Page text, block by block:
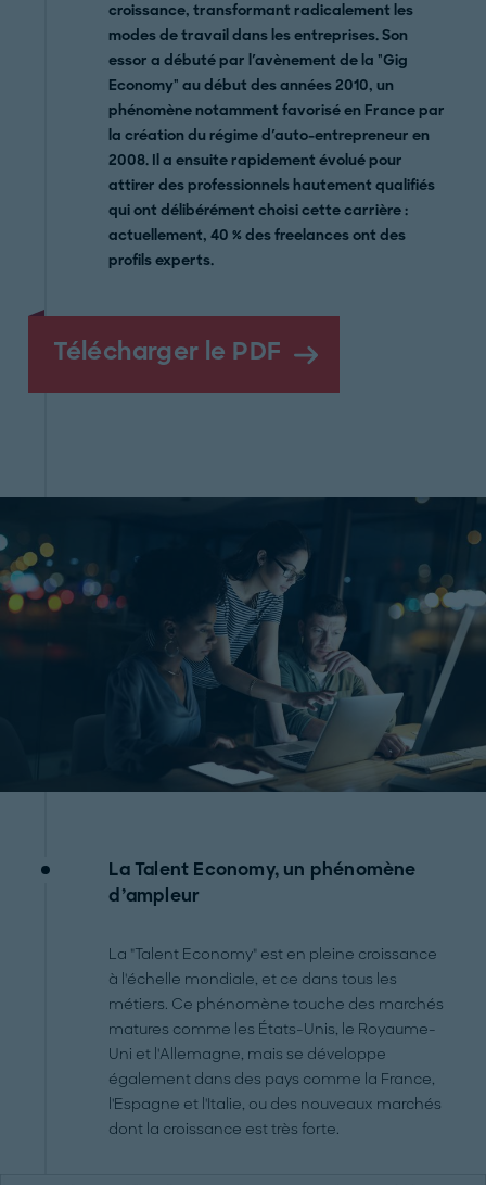
croissance, transformant radicalement les
modes de travail dans les entreprises. Son
essor a débuté par l'avènement de la "Gig
Economy" au début des années 2010, un
phénomène notamment favorisé en France par
la création du régime d'auto-entrepreneur en
2008. Il a ensuite rapidement évolué pour
attirer des professionnels hautement qualifiés
qui ont délibérément choisi cette carrière :
actuellement, 40 % des freelances ont des
profils experts.
Télécharger le PDF
La Talent Economy, un phénomène
d’ampleur
La "Talent Economy" est en pleine croissance
à l'échelle mondiale, et ce dans tous les
métiers. Ce phénomène touche des marchés
matures comme les États-Unis, le Royaume-
Uni et l'Allemagne, mais se développe
également dans des pays comme la France,
l'Espagne et l'Italie, ou des nouveaux marchés
dont la croissance est très forte.